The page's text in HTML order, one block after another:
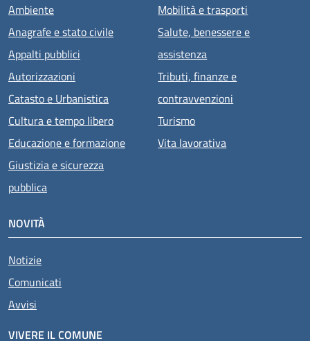
Ambiente
Anagrafe e stato civile
Appalti pubblici
Autorizzazioni
Catasto e Urbanistica
Cultura e tempo libero
Educazione e formazione
Giustizia e sicurezza
pubblica
Mobilità e trasporti
Salute, benessere e
assistenza
Tributi, finanze e
contravvenzioni
Turismo
Vita lavorativa
NOVITÀ
Notizie
Comunicati
Avvisi
VIVERE IL COMUNE